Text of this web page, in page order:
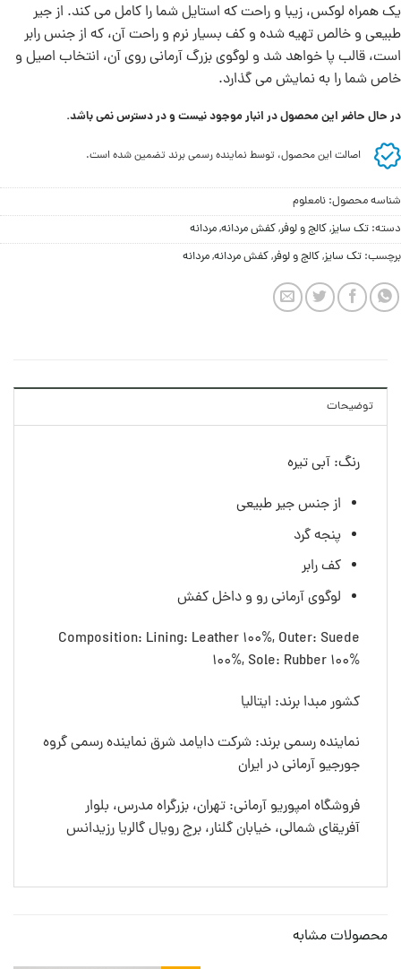
یک همراه لوکس، زیبا و راحت که استایل شما را کامل می کند. از جیر
طبیعی و خالص تهیه شده و کف بسیار نرم و راحت آن، که از جنس رابر
است، قالب پا خواهد شد و لوگوی بزرگ آرمانی روی آن، انتخاب اصیل و
خاص شما را به نمایش می گذارد.
در حال حاضر این محصول در انبار موجود نیست و در دسترس نمی باشد.
اصالت این محصول، توسط نماینده رسمی برند تضمین شده است.
شناسه محصول: نامعلوم
دسته: تک سایز,کالج و لوفر,کفش مردانه,مردانه
برچسب: تک سایز,کالج و لوفر,کفش مردانه,مردانه
توضیحات
رنگ: آبی تیره
از جنس جیر طبیعی
پنجه گرد
کف رابر
لوگوی آرمانی رو و داخل کفش
Composition: Lining: Leather 100%, Outer: Suede
100%, Sole: Rubber 100%
کشور مبدا برند: ایتالیا
نماینده رسمی برند: شرکت دایامد شرق نماینده رسمی گروه
جورجیو آرمانی در ایران
فروشگاه امپوریو آرمانی: تهران، بزرگراه مدرس، بلوار
آفریقای شمالی، خیابان گلنار، برج رویال گالریا رزیدانس
محصولات مشابه